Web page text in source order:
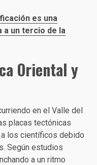
es una
a un tercio de la
Oriental y
en el Valle del
placas tectónicas
los científicos debido
Según estudios
a un ritmo